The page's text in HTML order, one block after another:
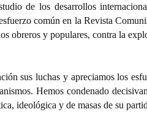
de los desarrollos
común en la Revista
obreros y populares, contra la
sus luchas y apreciamos los
Hemos condenado
ideológica y de masas de su